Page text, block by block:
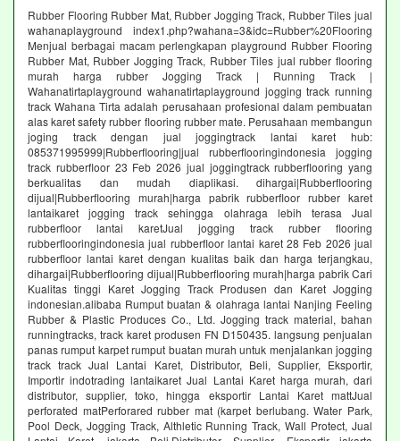
Rubber Flooring Rubber Mat, Rubber Jogging Track, Rubber Tiles jual
wahanaplayground index1.php?wahana=3&idc=Rubber%20Flooring
Menjual berbagai macam perlengkapan playground Rubber Flooring
Rubber Mat, Rubber Jogging Track, Rubber Tiles jual rubber flooring
murah harga rubber Jogging Track | Running Track |
Wahanatirtaplayground wahanatirtaplayground jogging track running
track Wahana Tirta adalah perusahaan profesional dalam pembuatan
alas karet safety rubber flooring rubber mate. Perusahaan membangun
joging track dengan jual joggingtrack lantai karet hub:
085371995999|Rubberflooring|jual rubberflooringindonesia jogging
track rubberfloor 23 Feb 2026 jual joggingtrack rubberflooring yang
berkualitas dan mudah diaplikasi. dihargai|Rubberflooring
dijual|Rubberflooring murah|harga pabrik rubberfloor rubber karet
lantaikaret jogging track sehingga olahraga lebih terasa Jual
rubberfloor lantai karetJual jogging track rubber flooring
rubberflooringindonesia jual rubberfloor lantai karet 28 Feb 2026 jual
rubberfloor lantai karet dengan kualitas baik dan harga terjangkau,
dihargai|Rubberflooring dijual|Rubberflooring murah|harga pabrik Cari
Kualitas tinggi Karet Jogging Track Produsen dan Karet Jogging
indonesian.alibaba Rumput buatan & olahraga lantai Nanjing Feeling
Rubber & Plastic Produces Co., Ltd. Jogging track material, bahan
runningtracks, track karet produsen FN D150435. langsung penjualan
panas rumput karpet rumput buatan murah untuk menjalankan jogging
track track Jual Lantai Karet, Distributor, Beli, Supplier, Eksportir,
Importir indotrading lantaikaret Jual Lantai Karet harga murah, dari
distributor, supplier, toko, hingga eksportir Lantai Karet mattJual
perforated matPerforared rubber mat (karpet berlubang. Water Park,
Pool Deck, Jogging Track, Althletic Running Track, Wall Protect, Jual